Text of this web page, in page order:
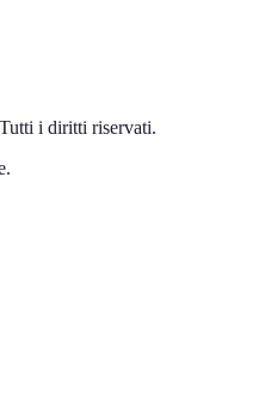
Tutti i diritti riservati.